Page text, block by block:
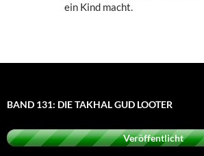
ein Kind macht.
BAND 131: DIE TAKHAL GUD LOOTER
Veröffentlicht